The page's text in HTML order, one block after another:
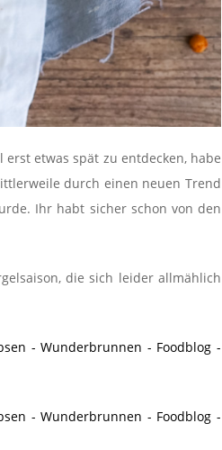
etwas spät zu entdecken, habe
durch einen neuen Trend
Ihr habt sicher schon von den
die sich leider allmählich